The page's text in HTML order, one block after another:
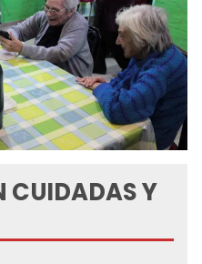
CUIDADAS Y